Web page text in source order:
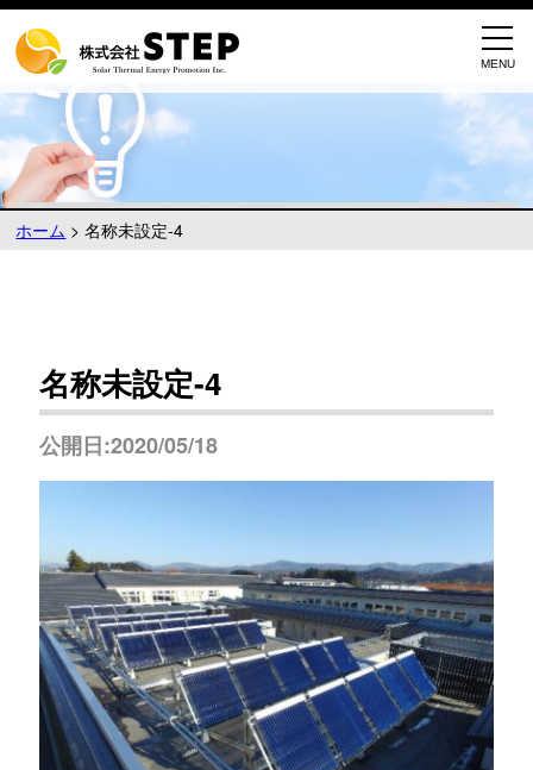
ホーム >名称未設定-4
名称未設定-4
公開日:2020/05/18